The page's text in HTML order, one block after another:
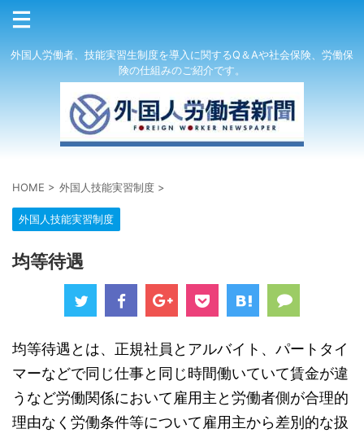
外国人労働者、技能実習生制度を導入に関するQ＆Aや社会保険、労働保
険の仕組みのご紹介です。
HOME > 外国人技能実習制度 >
外国人技能実習制度
均等待遇
均等待遇とは、正規社員とアルバイト、パートタイ
マーなどで同じ仕事と同じ時間働いていて賃金が違
うなど労働関係において雇用主と労働者側が合理的
理由なく労働条件等について雇用主から差別的な扱